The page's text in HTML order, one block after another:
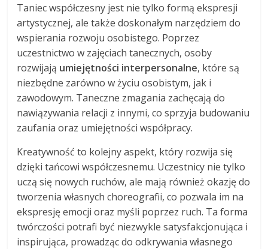
Taniec współczesny jest nie tylko formą ekspresji
artystycznej, ale także doskonałym narzędziem do
wspierania rozwoju osobistego. Poprzez
uczestnictwo w zajęciach tanecznych, osoby
rozwijają umiejętności interpersonalne, które są
niezbędne zarówno w życiu osobistym, jak i
zawodowym. Taneczne zmagania zachęcają do
nawiązywania relacji z innymi, co sprzyja budowaniu
zaufania oraz umiejętności współpracy.
Kreatywność to kolejny aspekt, który rozwija się
dzięki tańcowi współczesnemu. Uczestnicy nie tylko
uczą się nowych ruchów, ale mają również okazję do
tworzenia własnych choreografii, co pozwala im na
ekspresję emocji oraz myśli poprzez ruch. Ta forma
twórczości potrafi być niezwykle satysfakcjonująca i
inspirująca, prowadząc do odkrywania własnego